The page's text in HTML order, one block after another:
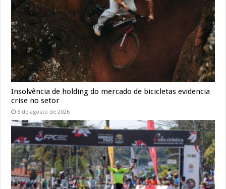
Insolvência de holding do mercado de bicicletas evidencia
crise no setor
6 de agosto de 2026